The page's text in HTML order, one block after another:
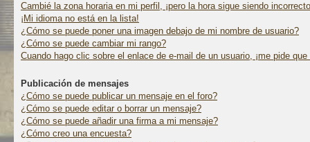
Cambié la zona horaria en mi perfil, ¡pero la hora sigue siendo
¡Mi idioma no está en la lista!
¿Cómo se puede poner una imagen debajo de mi nombre de usuario?
¿Cómo se puede cambiar mi rango?
Cuando hago clic sobre el enlace de e-mail de un usuario, ¡me pide
Publicación de mensajes
¿Cómo se puede publicar un mensaje en el foro?
¿Cómo se puede editar o borrar un mensaje?
¿Cómo se puede añadir una firma a mi mensaje?
¿Cómo creo una encuesta?